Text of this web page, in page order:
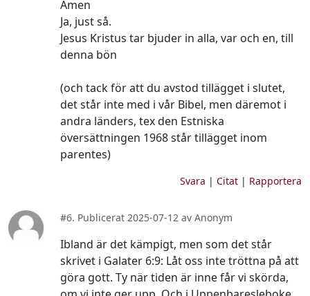
Amen
Ja, just så.
Jesus Kristus tar bjuder in alla, var och en, till
denna bön
(och tack för att du avstod tillägget i slutet,
det står inte med i vår Bibel, men däremot i
andra länders, tex den Estniska
översättningen 1968 står tillägget inom
parentes)
Svara | Citat| Rapportera
#6. Publicerat 2025-07-12 av Anonym
Ibland är det kämpigt, men som det står
skrivet i Galater 6:9: Låt oss inte tröttna på att
göra gott. Ty när tiden är inne får vi skörda,